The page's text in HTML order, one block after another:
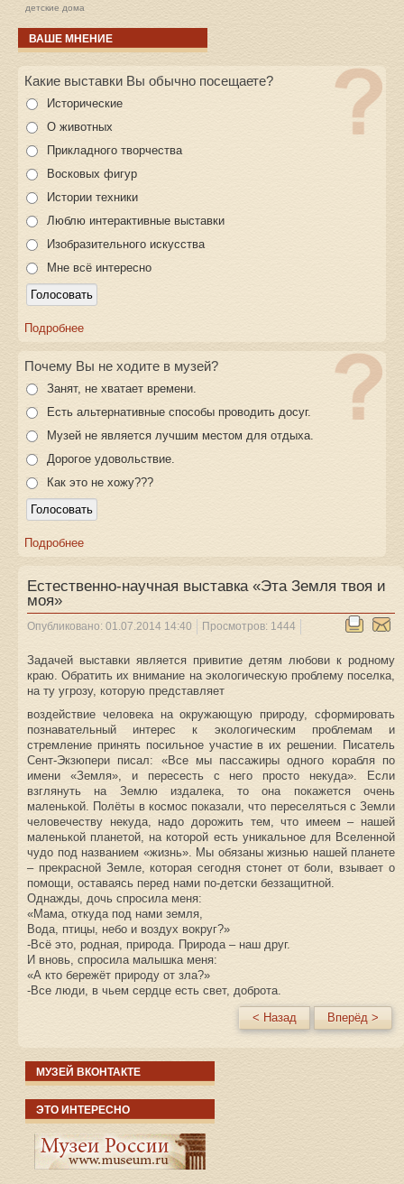
детские дома
ВАШЕ МНЕНИЕ
Какие выставки Вы обычно посещаете?
Исторические
О животных
Прикладного творчества
Восковых фигур
Истории техники
Люблю интерактивные выставки
Изобразительного искусства
Мне всё интересно
Подробнее
Почему Вы не ходите в музей?
Занят, не хватает времени.
Есть альтернативные способы проводить досуг.
Музей не является лучшим местом для отдыха.
Дорогое удовольствие.
Как это не хожу???
Подробнее
Естественно-научная выставка «Эта Земля твоя и
моя»
Опубликовано: 01.07.2014 14:40 Просмотров: 1444
Задачей выставки является привитие детям любови к родному
краю. Обратить их внимание на экологическую проблему поселка,
на ту угрозу, которую представляет
воздействие человека на окружающую природу, сформировать
познавательный интерес к экологическим проблемам и
стремление принять посильное участие в их решении. Писатель
Сент-Экзюпери писал: «Все мы пассажиры одного корабля по
имени «Земля», и пересесть с него просто некуда». Если
взглянуть на Землю издалека, то она покажется очень
маленькой. Полёты в космос показали, что переселяться с Земли
человечеству некуда, надо дорожить тем, что имеем – нашей
маленькой планетой, на которой есть уникальное для Вселенной
чудо под названием «жизнь». Мы обязаны жизнью нашей планете
– прекрасной Земле, которая сегодня стонет от боли, взывает о
помощи, оставаясь перед нами по-детски беззащитной.
Однажды, дочь спросила меня:
«Мама, откуда под нами земля,
Вода, птицы, небо и воздух вокруг?»
-Всё это, родная, природа. Природа – наш друг.
И вновь, спросила малышка меня:
«А кто бережёт природу от зла?»
-Все люди, в чьем сердце есть свет, доброта.
< Назад
Вперёд >
МУЗЕЙ ВКОНТАКТЕ
ЭТО ИНТЕРЕСНО